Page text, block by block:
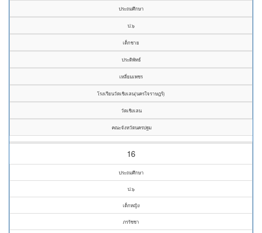
ประถมศึกษา
ป.๖
เด็กชาย
ประดิพัทธ์
เหลี่ยมเพชร
โรงเรียนวัดเชิงเลน(นครใจราษฎร์)
วัดเชิงเลน
คณะจังหวัดนครปฐม
16
ประถมศึกษา
ป.๖
เด็กหญิง
ภรรัชชา